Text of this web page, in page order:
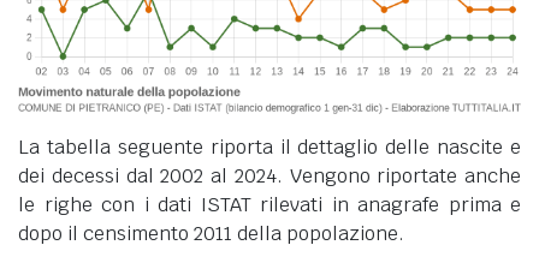
La tabella seguente riporta il dettaglio delle nascite e
dei decessi dal 2002 al 2024. Vengono riportate anche
le righe con i dati ISTAT rilevati in anagrafe prima e
dopo il censimento 2011 della popolazione.